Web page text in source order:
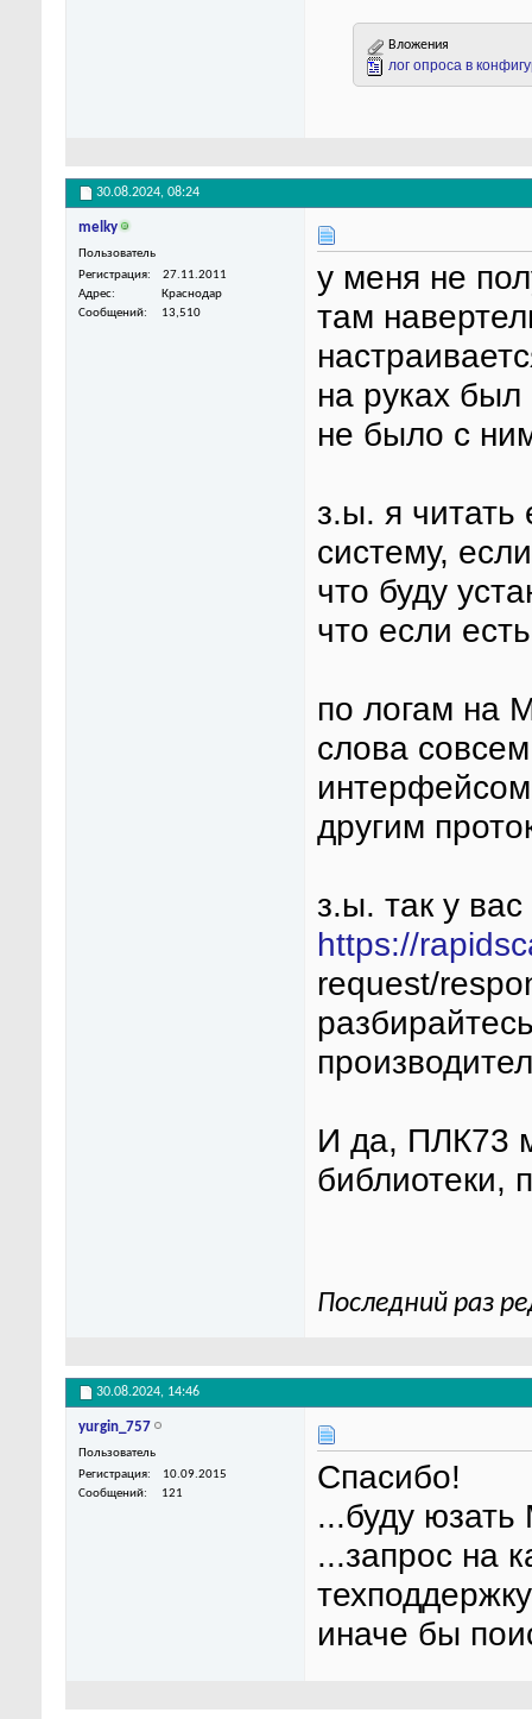
Вложения
лог опроса в
30.08.2024, 08:24
melky
Пользователь
Регистрация
27.11.2011
Адрес
Краснодар
Сообщений
13,510
у меня не
там
на руках
не было с
з.ы. я читать
систему,
что буду
что если
по логам на
слова
другим
з.ы. так у
https://
request/
И да, ПЛК73
библиотеки,
Последний раз
30.08.2024, 14:46
yurgin_757
Пользователь
Регистрация
10.09.2015
Сообщений
121
Спасибо!
...буду
...запрос на
иначе бы